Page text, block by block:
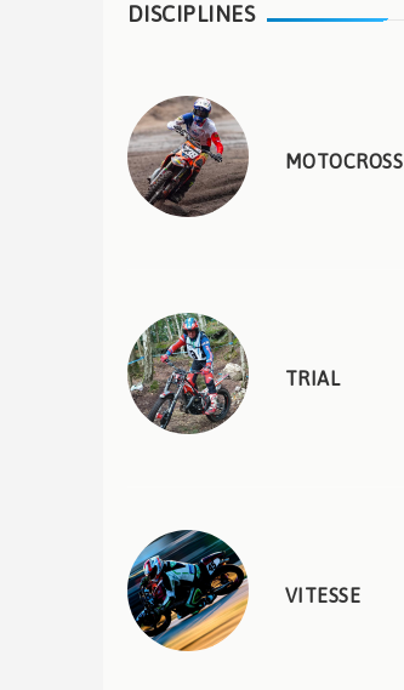
DISCIPLINES
MOTOCROSS
TRIAL
VITESSE